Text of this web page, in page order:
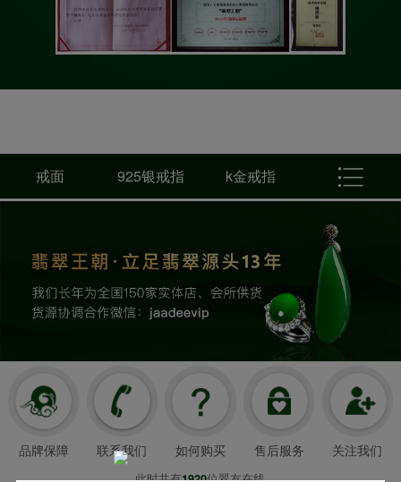
戒面 925银戒指 k金戒指
品牌保障 联系我们 如何购买 售后服务 关注我们
此时共有1920位翠友在线